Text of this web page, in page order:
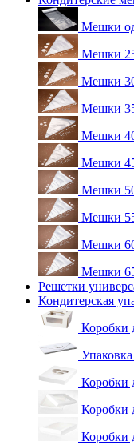
Мешки
Мешки 25
Мешки 30
Мешки 35
Мешки 40
Мешки 45
Мешки 50
Мешки 55
Мешки 60
Мешки 65
Решетки
Кондитерская
Коробки
Коробки
Коробки
Коробки